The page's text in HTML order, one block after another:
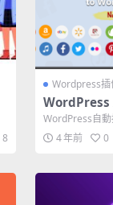
8
Wordpress插
55.6
WordPress自動
mage 標籤的...
4 年前 0